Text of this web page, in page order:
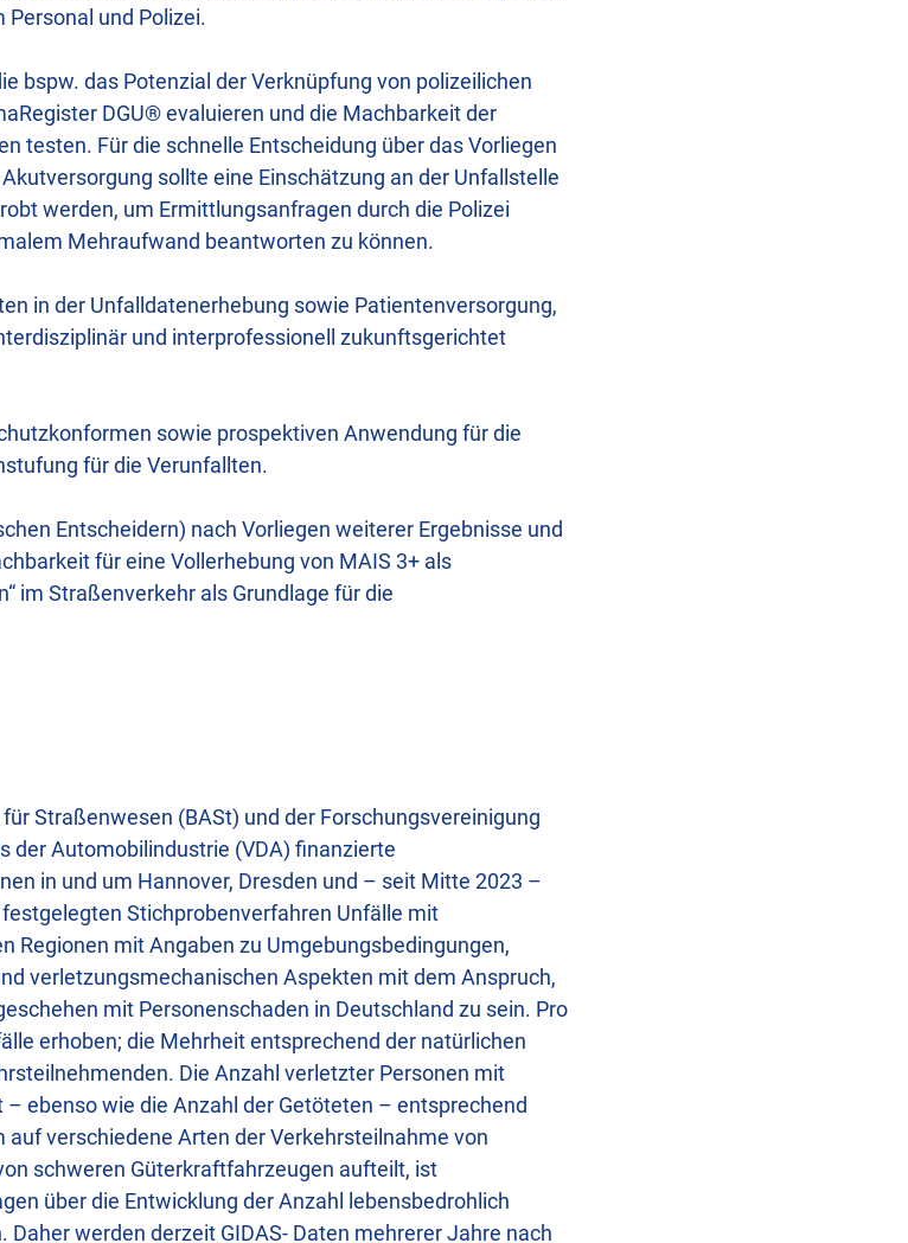
und Polizei.
bspw. das Potenzial der Verknüpfung von polizeilichen
DGU® evaluieren und die Machbarkeit der
testen. Für die schnelle Entscheidung über das Vorliegen
sollte eine Einschätzung an der Unfallstelle
werden, um Ermittlungsanfragen durch die Polizei
Mehraufwand beantworten zu können.
in der Unfalldatenerhebung sowie Patientenversorgung,
und interprofessionell zukunftsgerichtet
sowie prospektiven Anwendung für die
für die Verunfallten.
Entscheidern) nach Vorliegen weiterer Ergebnisse und
für eine Vollerhebung von MAIS 3+ als
im Straßenverkehr als Grundlage für die
Straßenwesen (BASt) und der Forschungsvereinigung
der Automobilindustrie (VDA) finanzierte
in und um Hannover, Dresden und – seit Mitte 2023 –
Stichprobenverfahren Unfälle mit
Regionen mit Angaben zu Umgebungsbedingungen,
verletzungsmechanischen Aspekten mit dem Anspruch,
mit Personenschaden in Deutschland zu sein. Pro
erhoben; die Mehrheit entsprechend der natürlichen
Die Anzahl verletzter Personen mit
ebenso wie die Anzahl der Getöteten – entsprechend
auf verschiedene Arten der Verkehrsteilnahme von
schweren Güterkraftfahrzeugen aufteilt, ist
über die Entwicklung der Anzahl lebensbedrohlich
werden derzeit GIDAS- Daten mehrerer Jahre nach